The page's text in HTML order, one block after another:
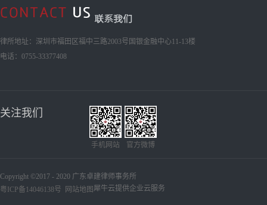
Copyright ©2017 - 2020 广东卓建律师事务所
粤ICP备14046138号 网站地图 犀牛云提供企业云服务
律所地址：深圳市福田区福中三路2003号国银金融中心11-13楼
电话：0755-33377408
关注我们
手机网站 官方微博